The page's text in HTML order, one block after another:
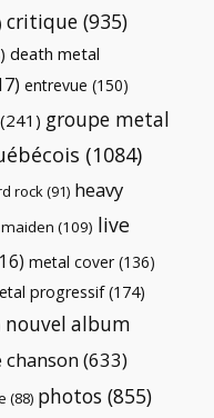
critique (935)
death metal
entrevue (150)
(241) groupe metal
(1084)
rock(91) heavy
(109) live
metal cover (136)
progressif(174)
nouvel album
chanson(633)
(88) photos (855)